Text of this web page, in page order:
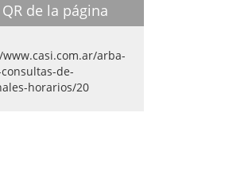
de la página